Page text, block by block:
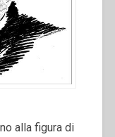
alla figura di